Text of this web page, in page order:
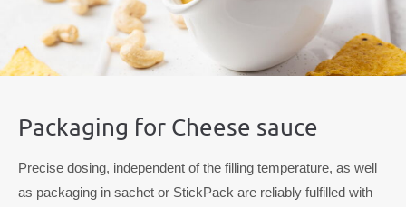
Packaging for Cheese sauce
Precise dosing, independent of the filling temperature, as well
as packaging in sachet or StickPack are reliably fulfilled with